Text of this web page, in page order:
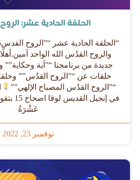
الحلقة الحادية عشر:
والروح القدُس الله الواحد
جديدة من برنامجنا “”آية
حلقات عن “”الروح القدُس””
“”الروح القدُس المصباح الإلهي””
في إنجيل
عَشْرَةُ
نوفمبر 23, 2022